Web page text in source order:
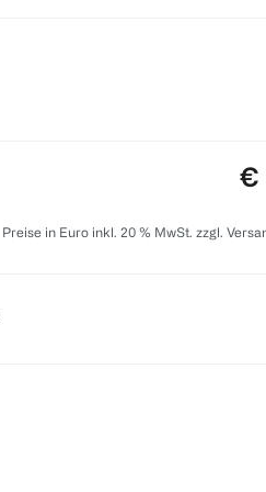
€
Preise in Euro inkl. 20 % MwSt. zzgl.